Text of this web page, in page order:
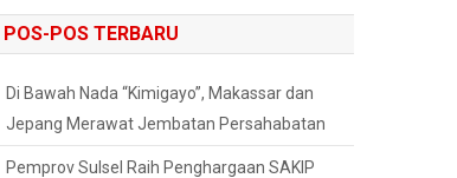
POS-POS TERBARU
Di Bawah Nada “Kimigayo”, Makassar dan
Jepang Merawat Jembatan Persahabatan
Pemprov Sulsel Raih Penghargaan SAKIP